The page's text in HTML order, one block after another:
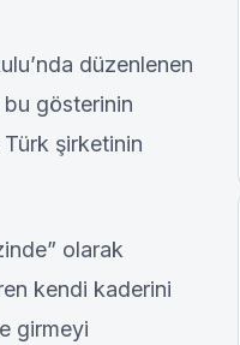
düzenlenen
bu gösterinin
şirketinin
olarak
kendi kaderini
girmeyi